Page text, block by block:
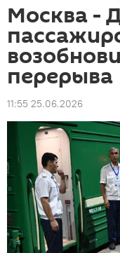
Москва -
перерыва
11:55 25.06.2026